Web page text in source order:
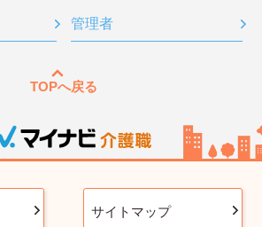
管理者
TOPへ戻る
サイトマップ